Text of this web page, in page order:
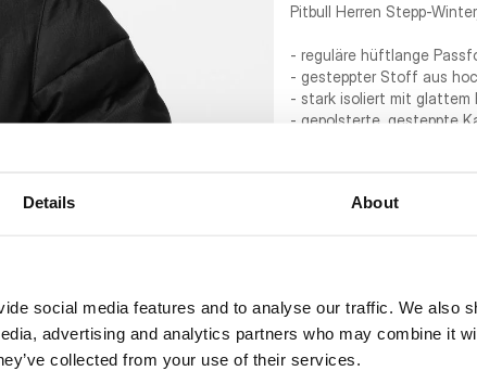
Details About
social media features and to analyse our traffic. We also
advertising and analytics partners who may combine it
collected from your use of their services.
Pitbull Herren Stepp-
- reguläre hüftlange
- gesteppter Stoff aus
- stark isoliert mit glattem
- gepolsterte, gesteppte
- hoher Stehkragen mit
- zwei seitliche
- vertikale
- breite Ärmelbündchen
- offener Saum mit
- kleines Pitbull-Logo auf